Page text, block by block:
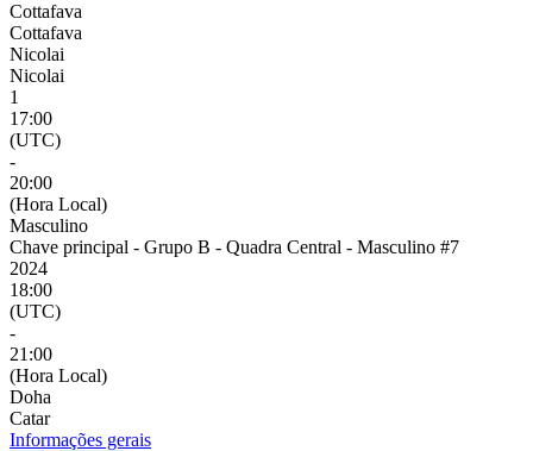
Cottafava
Cottafava
Nicolai
Nicolai
1
17:00
(UTC)
-
20:00
(Hora Local)
Masculino
Chave principal - Grupo B - Quadra Central - Masculino #7
2024
18:00
(UTC)
-
21:00
(Hora Local)
Doha
Catar
Informações gerais